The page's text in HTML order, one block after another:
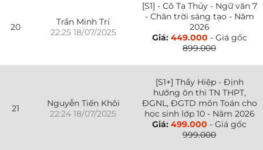
20
Trần Minh Trí
22:25 18/07/2025
[S1] - Cô Tạ Thủy - Ngữ văn 7
- Chân trời sáng tạo - Năm
2026
Giá: 449.000 - Giá gốc
899.000
21
Nguyễn Tiến Khôi
22:24 18/07/2025
[S1+] Thầy Hiệp - Định
hướng ôn thi TN THPT,
ĐGNL, ĐGTD môn Toán cho
học sinh lớp 10 - Năm 2026
Giá: 499.000 - Giá gốc
999.000